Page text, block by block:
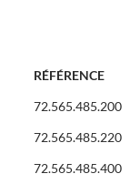
RÉFÉRENCE
72.565.485.200
72.565.485.220
72.565.485.400